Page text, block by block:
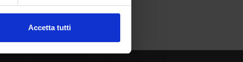
Accetta tutti